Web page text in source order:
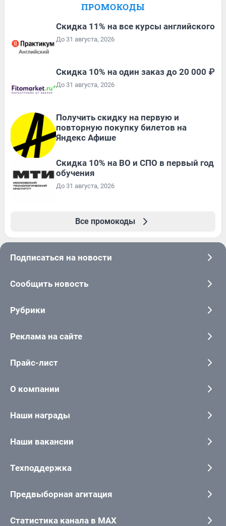
ПРОМОКОДЫ
Скидка 11% на все курсы английского
До 31 августа, 2026
Скидка 10% на один заказ до 20 000 ₽
До 31 августа, 2026
Получить скидку на первую и
повторную покупку билетов на
Яндекс Афише
Скидка 10% на ВО и СПО в первый год
обучения
До 31 августа, 2026
Все промокоды
Подписаться на новости
Сообщить новость
Рубрики
Реклама на сайте
Прайс-лист
О компании
Наши награды
Наши вакансии
Техподдержка
Предвыборная агитация
Статистика канала в MAX